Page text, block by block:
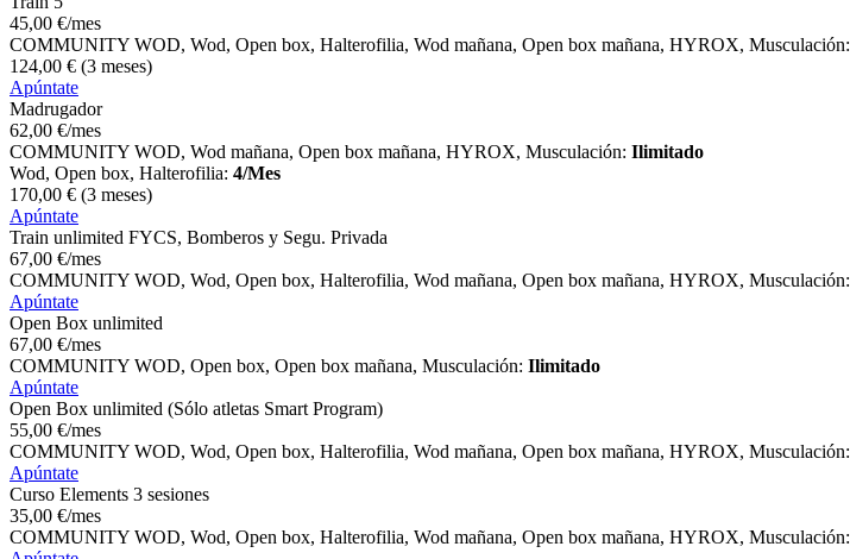
45,00 €/mes
COMMUNITY WOD, Wod, Open box, Halterofilia, Wod mañana, Open box mañana, HYROX, Musculación:
124,00 € (3 meses)
Apúntate
Madrugador
62,00 €/mes
COMMUNITY WOD, Wod mañana, Open box mañana, HYROX, Musculación: Ilimitado
Wod, Open box, Halterofilia: 4/Mes
170,00 € (3 meses)
Apúntate
Train unlimited FYCS, Bomberos y Segu. Privada
67,00 €/mes
COMMUNITY WOD, Wod, Open box, Halterofilia, Wod mañana, Open box mañana, HYROX, Musculación:
Apúntate
Open Box unlimited
67,00 €/mes
COMMUNITY WOD, Open box, Open box mañana, Musculación: Ilimitado
Apúntate
Open Box unlimited (Sólo atletas Smart Program)
55,00 €/mes
COMMUNITY WOD, Wod, Open box, Halterofilia, Wod mañana, Open box mañana, HYROX, Musculación:
Apúntate
Curso Elements 3 sesiones
35,00 €/mes
COMMUNITY WOD, Wod, Open box, Halterofilia, Wod mañana, Open box mañana, HYROX, Musculación: